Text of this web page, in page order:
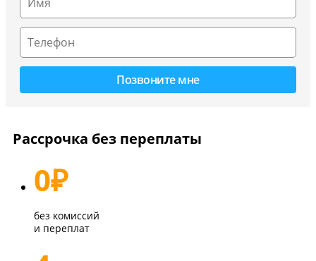
Рассрочка без переплаты
0₽
без комиссий
и переплат